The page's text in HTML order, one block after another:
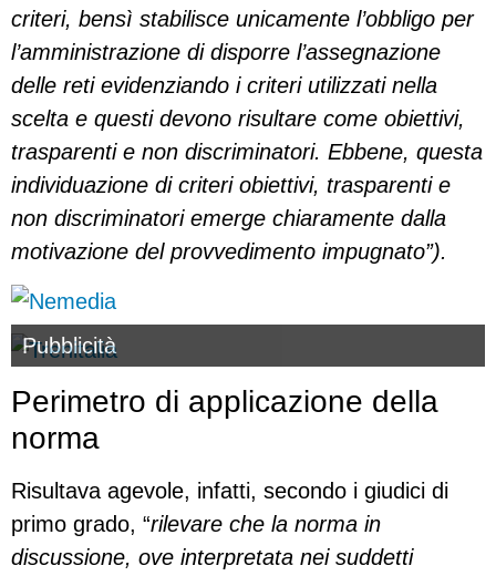
criteri, bensì stabilisce unicamente l’obbligo per
l’amministrazione di disporre l’assegnazione
delle reti evidenziando i criteri utilizzati nella
scelta e questi devono risultare come obiettivi,
trasparenti e non discriminatori. Ebbene, questa
individuazione di criteri obiettivi, trasparenti e
non discriminatori emerge chiaramente dalla
motivazione del provvedimento impugnato”).
Pubblicità
Perimetro di applicazione della
norma
Risultava agevole, infatti, secondo i giudici di
primo grado, “rilevare che la norma in
discussione, ove interpretata nei suddetti